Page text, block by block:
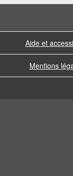
Aide et
Mentions